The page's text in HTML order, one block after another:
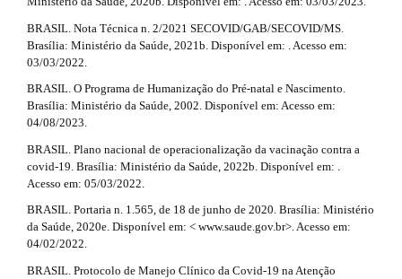
#
BRASIL. Nota Técnica n. 2/2021 SECOVID/GAB/SECOVID/MS.
Brasília: Ministério da Saúde, 2021b. Disponível em: . Acesso em:
03/03/2022.
BRASIL. O Programa de Humanização do Pré-natal e Nascimento.
Brasília: Ministério da Saúde, 2002. Disponível em: Acesso em:
04/08/2023.
BRASIL. Plano nacional de operacionalização da vacinação contra a
covid-19. Brasília: Ministério da Saúde, 2022b. Disponível em: .
Acesso em: 05/03/2022.
BRASIL. Portaria n. 1.565, de 18 de junho de 2020. Brasília: Ministério
da Saúde, 2020e. Disponível em: < www.saude.gov.br>. Acesso em:
04/02/2022.
BRASIL. Protocolo de Manejo Clínico da Covid-19 na Atenção